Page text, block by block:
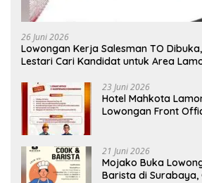
26 Juni 2026
Lowongan Kerja Salesman TO
Lestari Cari Kandidat untuk Area
23 Juni 2026
Hotel Mahkota
Lowongan Front
21 Juni 2026
Mojako Buka
Barista di Surabaya,